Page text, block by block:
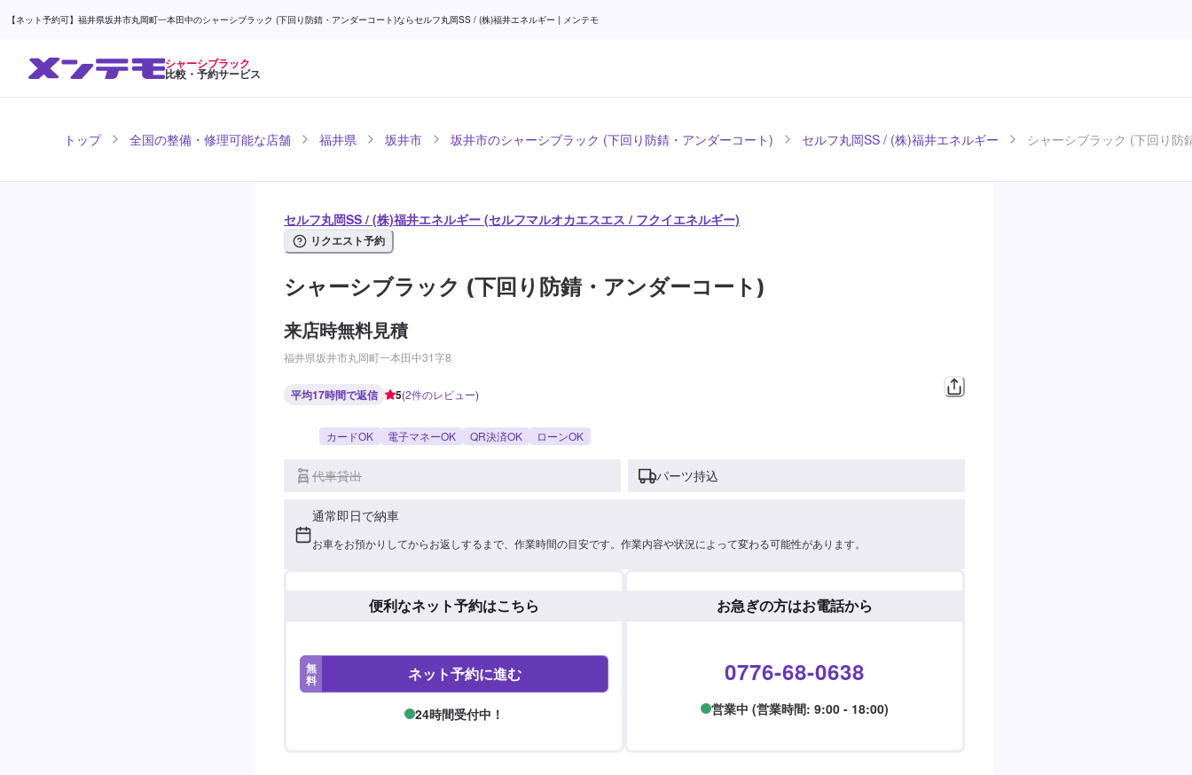
【ネット予約可】福井県坂井市丸岡町一本田中のシャーシブラック (下回り防錆・アンダーコート)ならセルフ丸岡SS / (株)福井エネルギー | メンテモ
シャーシブラック
比較・予約サービス
トップ 全国の整備・修理可能な店舗 福井県 坂井市 坂井市のシャーシブラック (下回り防錆・アンダーコート) セルフ丸岡SS / (株)福井エネルギー シャーシブラック (下回り防
セルフ丸岡SS / (株)福井エネルギー (セルフマルオカエスエス / フクイエネルギー)
リクエスト予約
シャーシブラック (下回り防錆・アンダーコート)
来店時無料見積
福井県坂井市丸岡町一本田中31字8
平均17時間で返信 5(2件のレビュー)
カードOK 電子マネーOK QR決済OK ローンOK
代車貸出 パーツ持込
通常即日で納車
お車をお預かりしてからお返しするまで、作業時間の目安です。作業内容や状況によって変わる可能性があります。
便利なネット予約はこちら
無
料 ネット予約に進む
24時間受付中！
お急ぎの方はお電話から
0776-68-0638
営業中 (営業時間: 9:00 - 18:00)